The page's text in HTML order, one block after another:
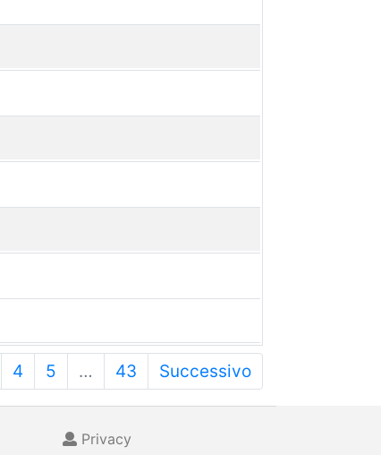
4 5 … 43 Successivo
Privacy